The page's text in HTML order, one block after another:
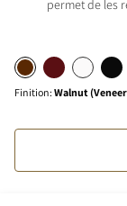
permet de les
Finition: Walnut